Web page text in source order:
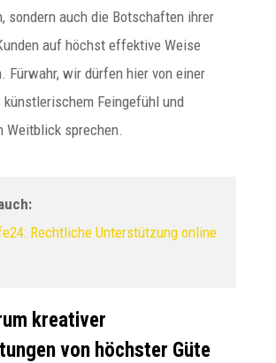
sondern auch die Botschaften ihrer
auf höchst effektive Weise
Fürwahr, wir dürfen hier von einer
künstlerischem Feingefühl und
Weitblick sprechen.
Rechtliche Unterstützung online
kreativer
von höchster Güte